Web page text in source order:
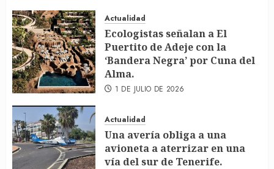
Actualidad
Ecologistas señalan a El
Puertito de Adeje con la
‘Bandera Negra’ por Cuna del
Alma.
1 DE JULIO DE 2026
Actualidad
Una avería obliga a una
avioneta a aterrizar en una
vía del sur de Tenerife.